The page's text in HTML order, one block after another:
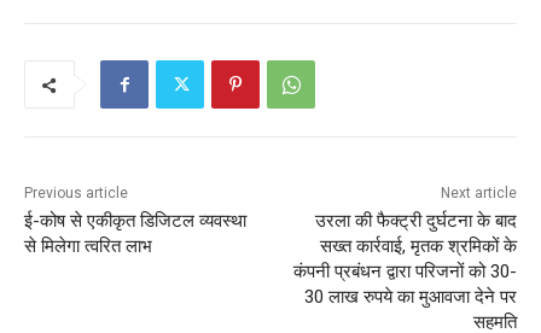
Previous article
ई-कोष से एकीकृत डिजिटल व्यवस्था
से मिलेगा त्वरित लाभ
Next article
उरला की फैक्ट्री दुर्घटना के बाद
सख्त कार्रवाई, मृतक श्रमिकों के
कंपनी प्रबंधन द्वारा परिजनों को 30-
30 लाख रुपये का मुआवजा देने पर
सहमति